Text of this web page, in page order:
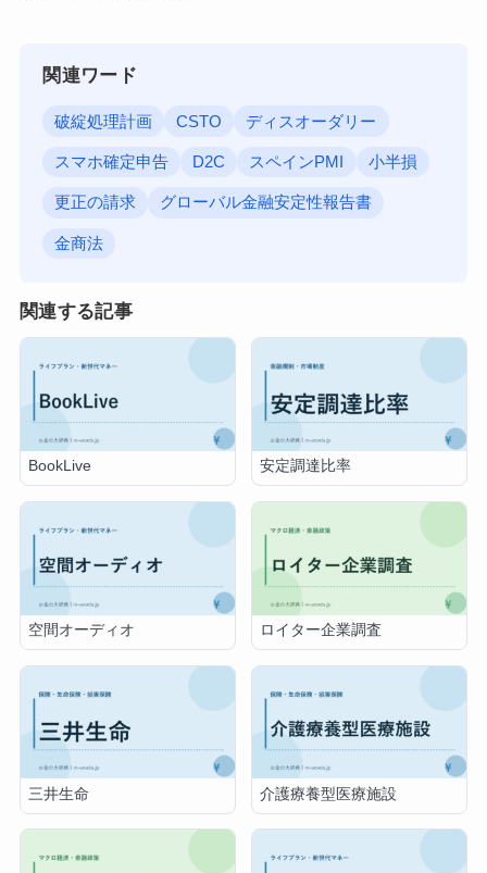
関連ワード
破綻処理計画 CSTO ディスオーダリー
スマホ確定申告 D2C スペインPMI 小半損
更正の請求 グローバル金融安定性報告書
金商法
関連する記事
BookLive 安定調達比率
空間オーディオ ロイター企業調査
三井生命 介護療養型医療施設